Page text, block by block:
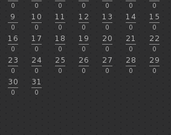
0 0 0 0 0 0 0
9
0
10
0
11
0
12
0
13
0
14
0
15
0
16
0
17
0
18
0
19
0
20
0
21
0
22
0
23
0
24
0
25
0
26
0
27
0
28
0
29
0
30
0
31
0